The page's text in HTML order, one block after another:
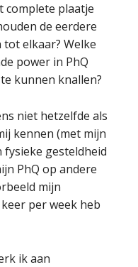
complete plaatje
de eerdere
elkaar? Welke
power in PhQ
kunnen knallen?
niet hetzelfde als
kennen (met mijn
gesteldheid
PhQ op andere
mijn
per week heb
ik aan